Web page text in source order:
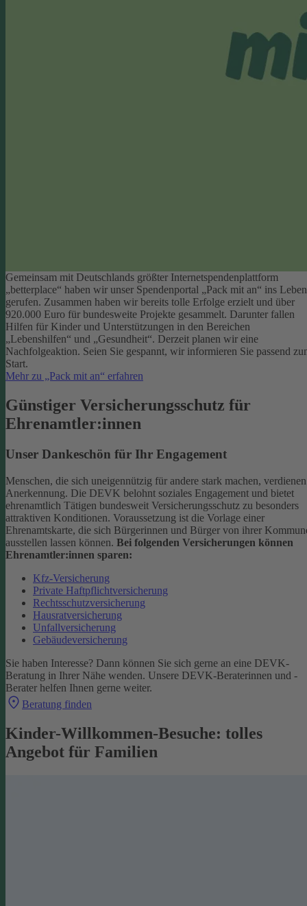
Gemeinsam mit Deutschlands größter Internetspendenplattform
„betterplace“ haben wir unser Spendenportal „Pack mit an“ ins Leben
gerufen. Zusammen haben wir bereits tolle Erfolge erzielt und über
920.000 Euro für bundesweite Projekte gesammelt. Darunter fallen
Hilfen für Kinder und Unterstützungen in den Bereichen
„Lebenshilfen“ und „Gesundheit“. Derzeit planen wir eine
Nachfolgeaktion. Seien Sie gespannt, wir informieren Sie passend
Start.
Mehr zu „Pack mit an“ erfahren
Günstiger Versicherungsschutz für
Ehrenamtler:innen
Unser Dankeschön für Ihr Engagement
Menschen, die sich uneigennützig für andere stark machen, verdienen
Anerkennung. Die DEVK belohnt soziales Engagement und bietet
ehrenamtlich Tätigen bundesweit Versicherungsschutz zu besonders
attraktiven Konditionen. Voraussetzung ist die Vorlage einer
Ehrenamtskarte, die sich Bürgerinnen und Bürger von ihrer
ausstellen lassen können. Bei folgenden Versicherungen können
Ehrenamtler:innen sparen:
Kfz-Versicherung
Private Haftpflichtversicherung
Rechtsschutzversicherung
Hausratversicherung
Unfallversicherung
Gebäudeversicherung
Sie haben Interesse? Dann können Sie sich gerne an eine DEVK-
Beratung in Ihrer Nähe wenden. Unsere DEVK-Beraterinnen und -
Berater helfen Ihnen gerne weiter.
Beratung finden
Kinder-Willkommen-Besuche: tolles
Angebot für Familien